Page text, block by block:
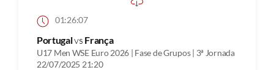
01:26:07
Portugalvs França
U17 Men WSE Euro 2026 | Fase de Grupos | 3ª Jornada
22/07/2025 21:20